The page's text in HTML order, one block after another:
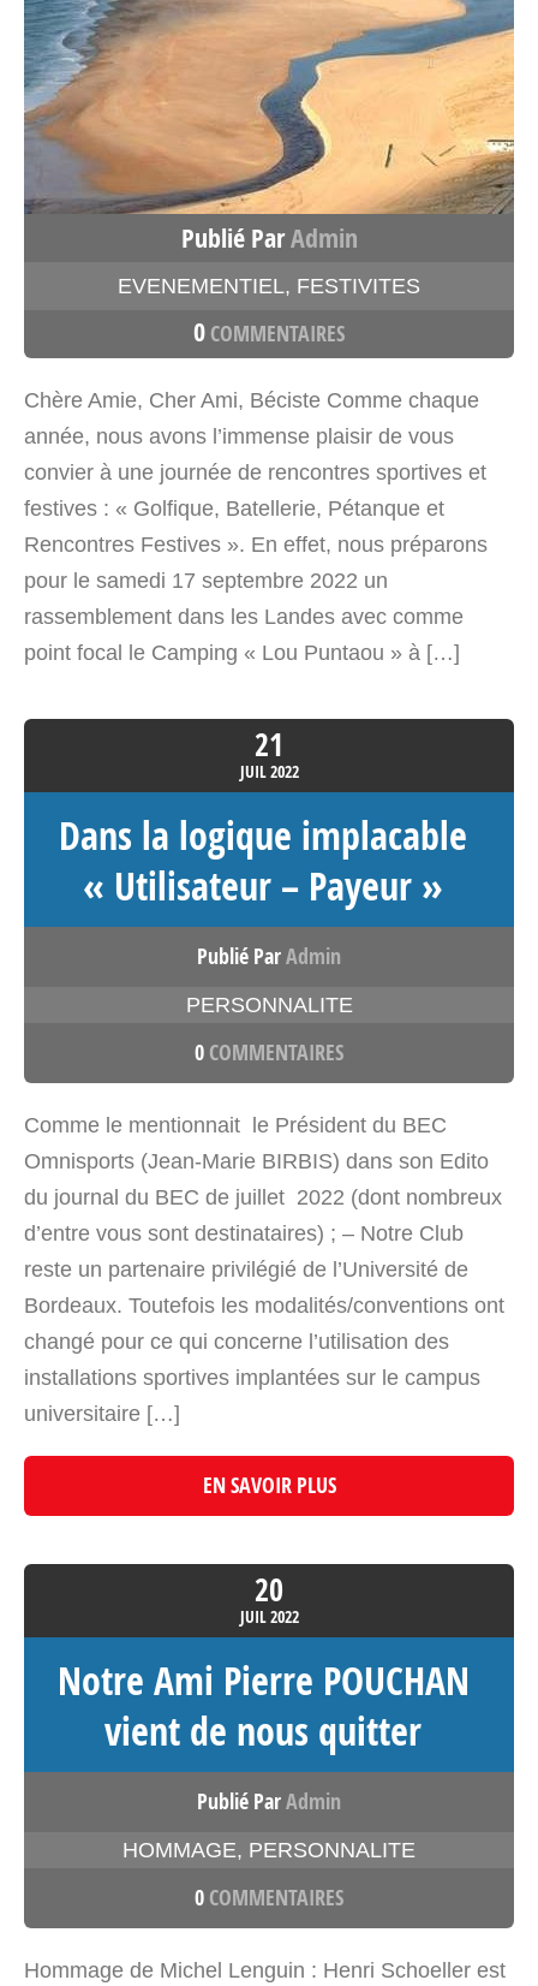
Publié ParAdmin
EVENEMENTIEL, FESTIVITES
0 COMMENTAIRES
Chère Amie, Cher Ami, Béciste Comme chaque
année, nous avons l’immense plaisir de vous
convier à une journée de rencontres sportives et
festives : « Golfique, Batellerie, Pétanque et
Rencontres Festives ». En effet, nous préparons
pour le samedi 17 septembre 2022 un
rassemblement dans les Landes avec comme
point focal le Camping « Lou Puntaou » à […]
21
JUIL2022
Dans la logique implacable
« Utilisateur – Payeur »
Publié ParAdmin
PERSONNALITE
0 COMMENTAIRES
Comme le mentionnait le Président du BEC
Omnisports (Jean-Marie BIRBIS) dans son Edito
du journal du BEC de juillet 2022 (dont nombreux
d’entre vous sont destinataires) ; – Notre Club
reste un partenaire privilégié de l’Université de
Bordeaux. Toutefois les modalités/conventions ont
changé pour ce qui concerne l’utilisation des
installations sportives implantées sur le campus
universitaire […]
EN SAVOIR PLUS
20
JUIL2022
Notre Ami Pierre POUCHAN
vient de nous quitter
Publié ParAdmin
HOMMAGE, PERSONNALITE
0 COMMENTAIRES
Hommage de Michel Lenguin : Henri Schoeller est